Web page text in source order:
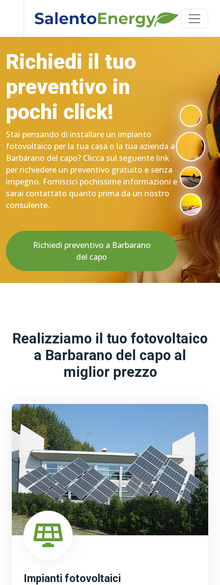
Richiedi il tuo
preventivo in
pochi click!
Stai pensando di installare un impianto
fotovoltaico per la tua casa o la tua azienda a
Barbarano del capo? Clicca sul seguente link
per richiedere un preventivo gratuito e senza
impegno. Forniscici pochissime informazioni e
sarai contattato quanto prima da un nostro
consulente.
Richiedi preventivo a Barbarano
del capo
Realizziamo il tuo fotovoltaico
a Barbarano del capo al
miglior prezzo
Impianti fotovoltaici